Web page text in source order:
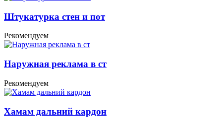
Штукатурка стен и пот
Рекомендуем
Наружная реклама в ст
Рекомендуем
Хамам дальний кардон